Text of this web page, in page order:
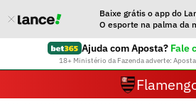
Baixe grátis o app do
O esporte na palma da
Ajuda com Aposta? Fale
18+ Ministério da Fazenda adverte: